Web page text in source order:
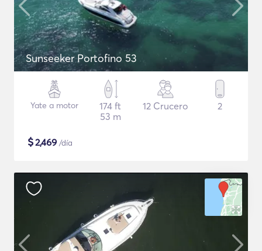
Sunseeker Portofino 53
Yate a motor
174 ft
53 m
12 Crucero 2
$2,469 /día